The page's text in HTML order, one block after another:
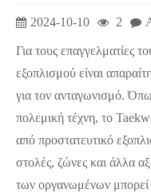
2024-10-10 2
Για τους επαγγελματίες
εξοπλισμού είναι
για τον ανταγωνισμό.
πολεμική τέχνη, το
από προστατευτικό
στολές, ζώνες και άλλα
των οργανωμένων μπορεί